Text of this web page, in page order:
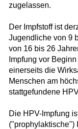
zugelassen.
Der Impfstoff ist
Jugendliche von 9
von 16 bis 26
Impfung vor
einerseits die
Menschen am
stattgefundene
Die HPV-Impfung
("prophylaktische")